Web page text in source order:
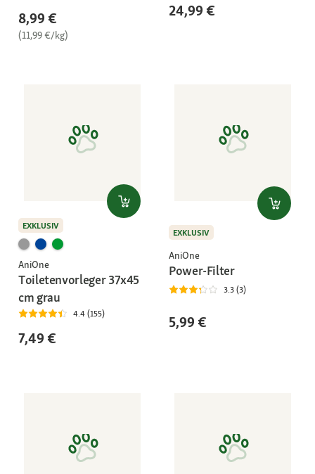
8,99 €
(11,99 €/kg)
24,99 €
EXKLUSIV
AniOne
Toiletenvorleger 37x45
cm grau
4.4 (155)
7,49 €
EXKLUSIV
AniOne
Power-Filter
3.3 (3)
5,99 €